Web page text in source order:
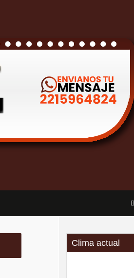
Clima actual